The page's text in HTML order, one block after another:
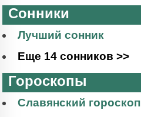
Сонники
Лучший сонник
Еще 14 сонников >>
Гороскопы
Славянский гороскоп